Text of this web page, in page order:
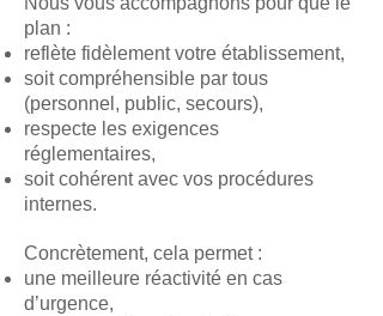
plan :
reflète fidèlement votre établissement,
soit compréhensible par tous
(personnel, public, secours),
respecte les exigences
réglementaires,
soit cohérent avec vos procédures
internes.
Concrètement, cela permet :
une meilleure réactivité en cas
d’urgence,